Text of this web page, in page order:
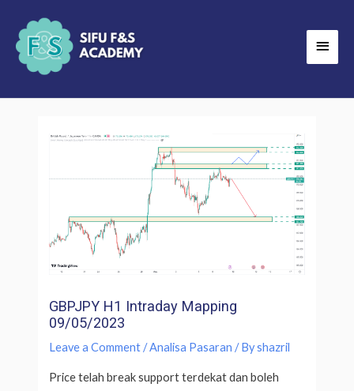
content
Menu
GBPJPY H1 Intraday Mapping
09/05/2023
Leave a Comment /Analisa Pasaran / Byshazril
Price telah break support terdekat dan boleh